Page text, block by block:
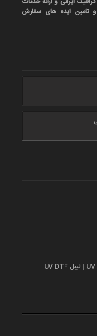
تامین ایده های سفارش